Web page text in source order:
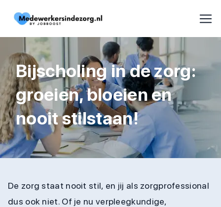
Bijscholing in de zorg:
groeien, bloeien en
nooit stilstaan!
De zorg staat nooit stil, en jij als zorgprofessional
dus ook niet. Of je nu verpleegkundige,